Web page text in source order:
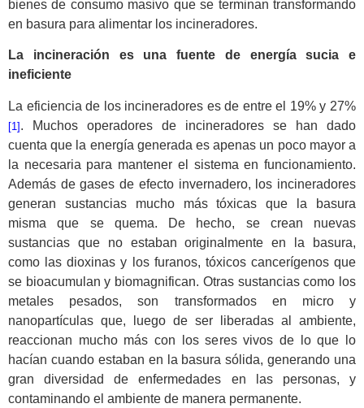
bienes de consumo masivo que se terminan transformando
en basura para alimentar los incineradores.
La incineración es una fuente de energía sucia e
ineficiente
La eficiencia de los incineradores es de entre el 19% y 27%
[1]. Muchos operadores de incineradores se han dado
cuenta que la energía generada es apenas un poco mayor a
la necesaria para mantener el sistema en funcionamiento.
Además de gases de efecto invernadero, los incineradores
generan sustancias mucho más tóxicas que la basura
misma que se quema. De hecho, se crean nuevas
sustancias que no estaban originalmente en la basura,
como las dioxinas y los furanos, tóxicos cancerígenos que
se bioacumulan y biomagnifican. Otras sustancias como los
metales pesados, son transformados en micro y
nanopartículas que, luego de ser liberadas al ambiente,
reaccionan mucho más con los seres vivos de lo que lo
hacían cuando estaban en la basura sólida, generando una
gran diversidad de enfermedades en las personas, y
contaminando el ambiente de manera permanente.